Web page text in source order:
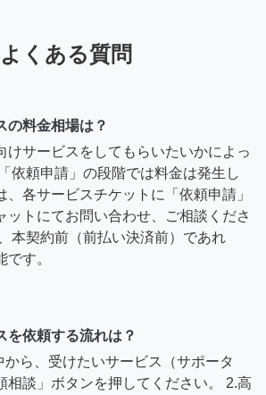
よくある質問
の料金相場は？
けサービスをしてもらいたいかによっ
依頼申請」の段階では料金は発生し
、各サービスチケットに「依頼申請」
ットにてお問い合わせ、ご相談くださ
本契約前（前払い決済前）であれ
す。
を依頼する流れは？
ら、受けたいサービス（サポータ
相談」ボタンを押してください。 2.高